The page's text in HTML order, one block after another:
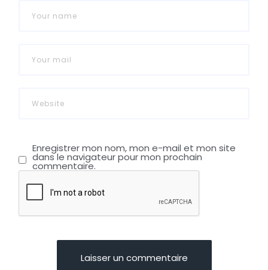
Enregistrer mon nom, mon e-mail et mon site
dans le navigateur pour mon prochain
commentaire.